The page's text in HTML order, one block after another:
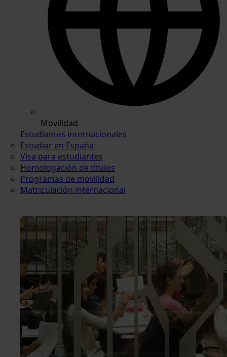
Movilidad
Estudiantes internacionales
Estudiar en España
Visa para estudiantes
Homologación de títulos
Programas de movilidad
Matriculación internacional